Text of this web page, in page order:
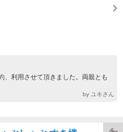
、利用させて頂きました。両親とも
by ユキさん